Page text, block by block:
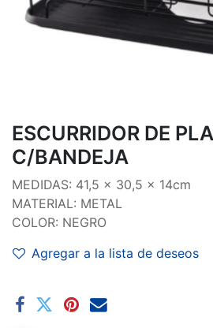
ESCURRIDOR DE
C/BANDEJA
MEDIDAS: 41,5 x 30,5 x 14cm
MATERIAL: METAL
COLOR: NEGRO
Agregar a la lista de deseos